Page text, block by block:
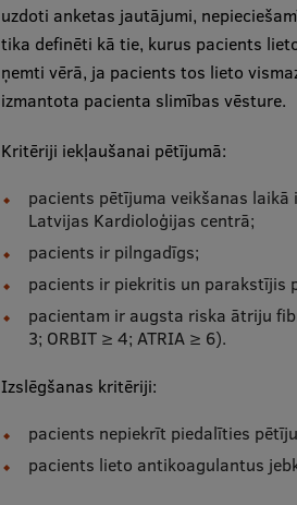
uzdoti anketas jautājumi,
tika definēti kā tie, kurus pacients
ņemti vērā, ja pacients tos lieto
izmantota pacienta slimības vēsture.
Kritēriji iekļaušanai pētījumā:
pacients pētījuma veikšanas
Latvijas Kardioloģijas centrā;
pacients ir pilngadīgs;
pacients ir piekritis un parakstījis
pacientam ir augsta riska ātriju
3; ORBIT ≥ 4; ATRIA ≥ 6).
Izslēgšanas kritēriji:
pacients nepiekrīt piedalīties
pacients lieto antikoagulantus